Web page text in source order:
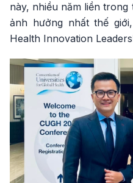
này, nhiều năm liền
ảnh hưởng nhất thế
Health Innovation